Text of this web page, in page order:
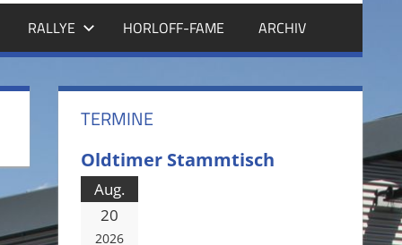
RALLYE HORLOFF-FAME ARCHIV
TERMINE
Oldtimer Stammtisch
Aug.
20
2026